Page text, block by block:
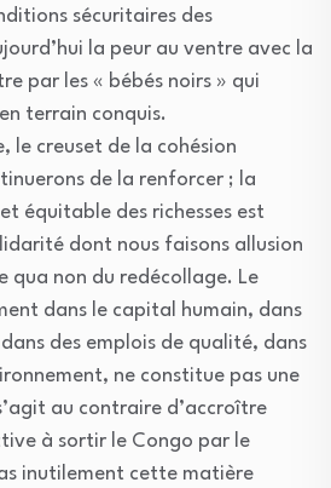
sécuritaires des
la peur au ventre avec la
par les « bébés noirs » qui
terrain conquis.
le creuset de la cohésion
de la renforcer ; la
équitable des richesses est
dont nous faisons allusion
qua non du redécollage. Le
dans le capital humain, dans
des emplois de qualité, dans
ne constitue pas une
au contraire d’accroître
à sortir le Congo par le
inutilement cette matière